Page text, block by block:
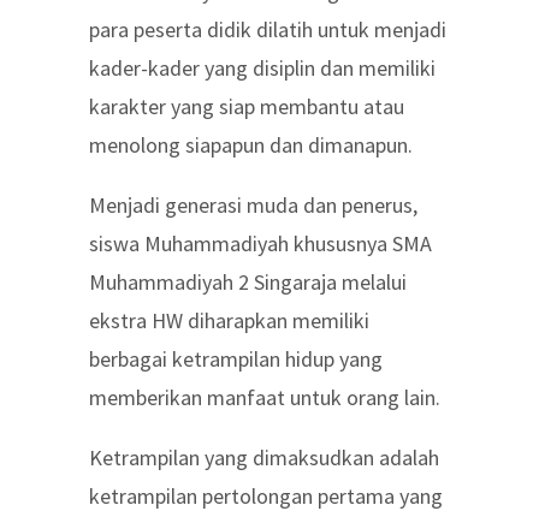
para peserta didik dilatih untuk menjadi
kader-kader yang disiplin dan memiliki
karakter yang siap membantu atau
menolong siapapun dan dimanapun.
Menjadi generasi muda dan penerus,
siswa Muhammadiyah khususnya SMA
Muhammadiyah 2 Singaraja melalui
ekstra HW diharapkan memiliki
berbagai ketrampilan hidup yang
memberikan manfaat untuk orang lain.
Ketrampilan yang dimaksudkan adalah
ketrampilan pertolongan pertama yang